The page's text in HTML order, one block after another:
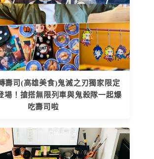
壽司(高雄美食)鬼滅之刃獨家限定
場！搶搭無限列車與鬼殺隊一起爆
吃壽司啦